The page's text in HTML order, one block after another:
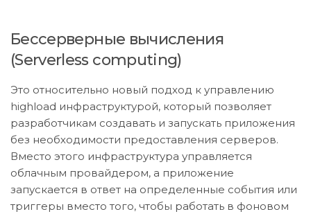
Бессерверные вычисления
(Serverless computing)
Это относительно новый подход к управлению
highload инфраструктурой, который позволяет
разработчикам создавать и запускать приложения
без необходимости предоставления серверов.
Вместо этого инфраструктура управляется
облачным провайдером, а приложение
запускается в ответ на определенные события или
триггеры вместо того, чтобы работать в фоновом